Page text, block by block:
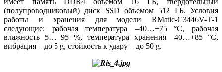
имеет память DDR4 объемом 16 ГБ, твердотельный
(полупроводниковый) диск SSD объемом 512 ГБ. Условия
работы и хранения для модели RMatic-C3446V-T‑1
следующие: рабочая температура –40…+75 °C, рабочая
влажность 5… 95 %, температура хранения –40…+85 °C,
вибрация – до 5 g, стойкость к удару – до 50 g.